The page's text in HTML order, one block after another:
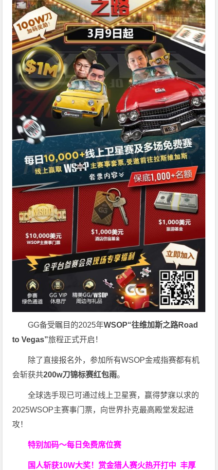
GG备受瞩目的2025年WSOP“往维加斯之路Road
to Vegas”旅程正式开启！
除了直接报名外，参加所有WSOP金戒指赛都有机
会斩获共200w刀锦标赛红包雨。
全球选手现已可通过线上卫星赛，赢得梦寐以求的
2025WSOP主赛事门票，向世界扑克最高殿堂发起进
攻！
特别加码～每日免费席位赛
国人斩获10W大奖！ 赏金猎人赛火热开打中 丰厚